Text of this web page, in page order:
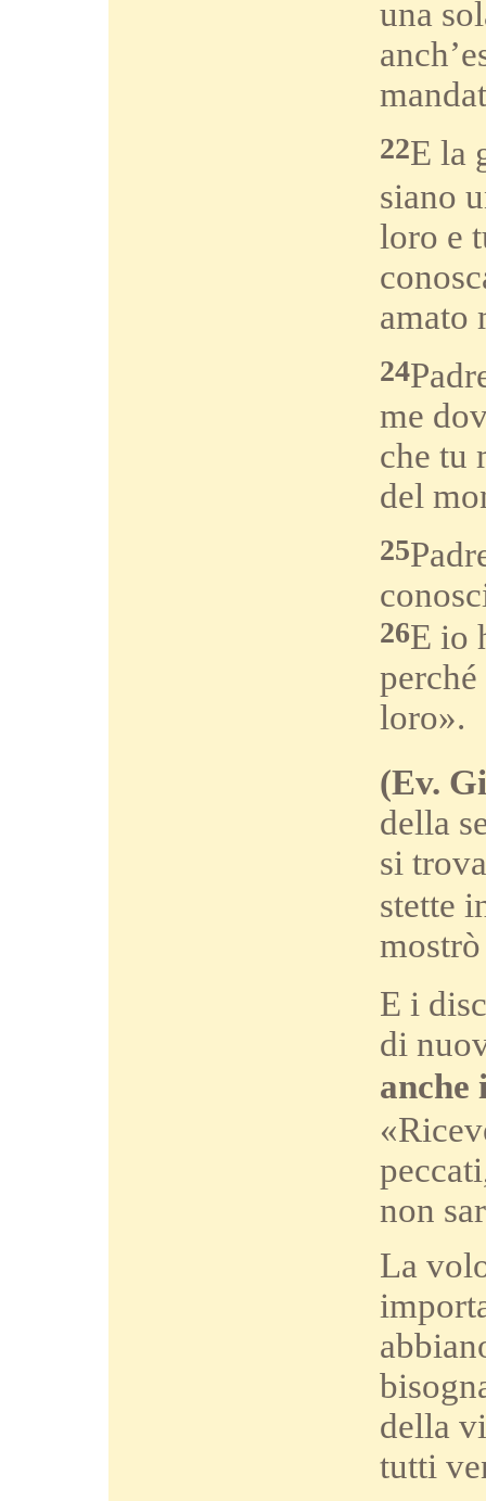
una
22E la
siano
loro e
amato
24
me
che tu
del
25
26E io
loro».
(Ev.
della
si
stette
E i
di
anche
non
La
della
tutti